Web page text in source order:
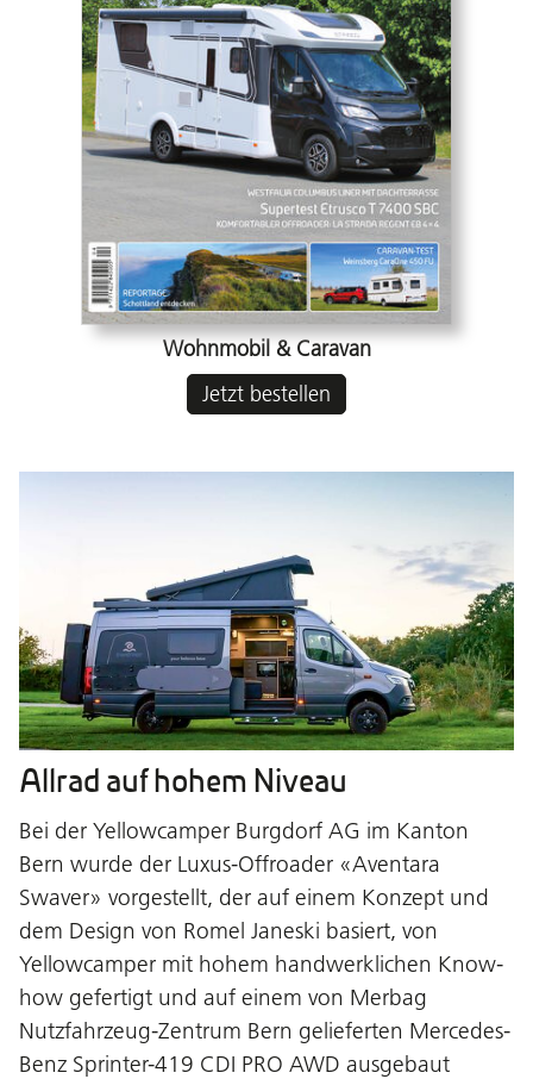
Wohnmobil & Caravan
Jetzt bestellen
Allrad auf hohem Niveau
Bei der Yellowcamper Burgdorf AG im Kanton
Bern wurde der Luxus-Offroader «Aventara
Swaver» vorgestellt, der auf einem Konzept und
dem Design von Romel Janeski basiert, von
Yellowcamper mit hohem handwerklichen Know-
how gefertigt und auf einem von Merbag
Nutzfahrzeug-Zentrum Bern gelieferten Mercedes-
Benz Sprinter-419 CDI PRO AWD ausgebaut